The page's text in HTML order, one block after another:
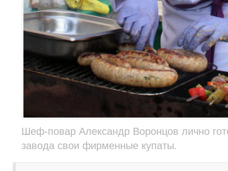
Шеф-повар Александр Воронцов лично
завода свои фирменные купаты.